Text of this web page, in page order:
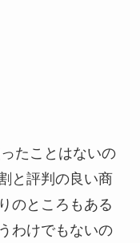
たことはないの
と評判の良い商
のところもある
わけでもないの